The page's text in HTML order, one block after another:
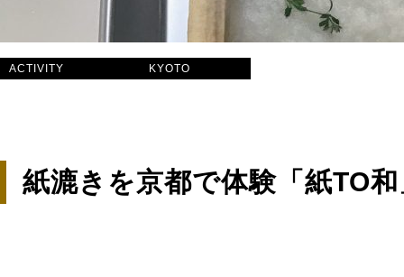
ACTIVITY KYOTO
紙漉きを京都で体験「紙TO